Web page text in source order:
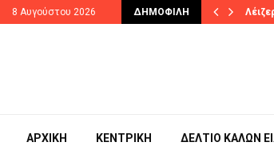
8 Αυγούστου 2026 ΔΗΜΟΦΙΛΉ
έως…
ΑΡΧΙΚΉ ΚΕΝΤΡΙΚΉ ΔΕΛΤΊΟ ΚΑΛΏΝ